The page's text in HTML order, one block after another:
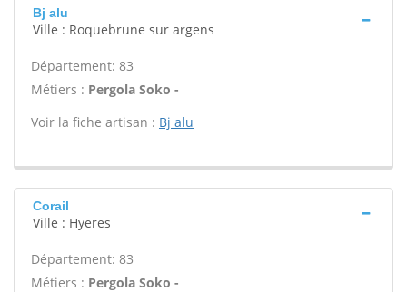
Bj alu
Ville : Roquebrune sur argens
Département: 83
Métiers : Pergola Soko -
Voir la fiche artisan : Bj alu
Corail
Ville : Hyeres
Département: 83
Métiers : Pergola Soko -